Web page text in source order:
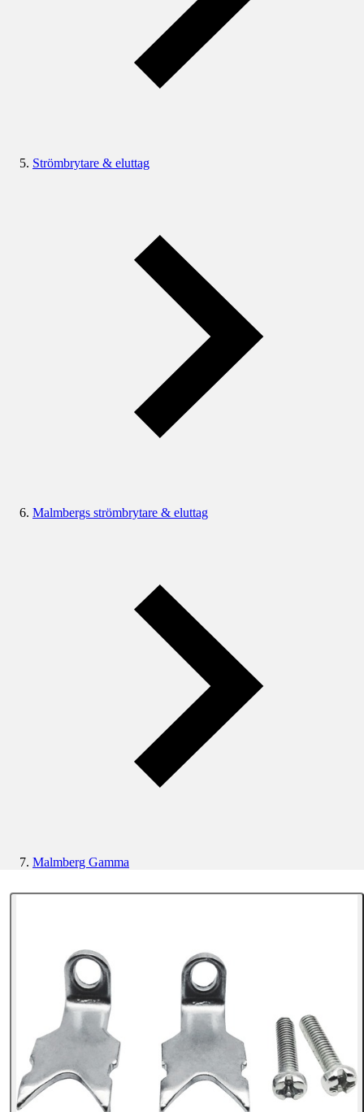
Strömbrytare & eluttag
Malmbergs strömbrytare & eluttag
Malmberg Gamma